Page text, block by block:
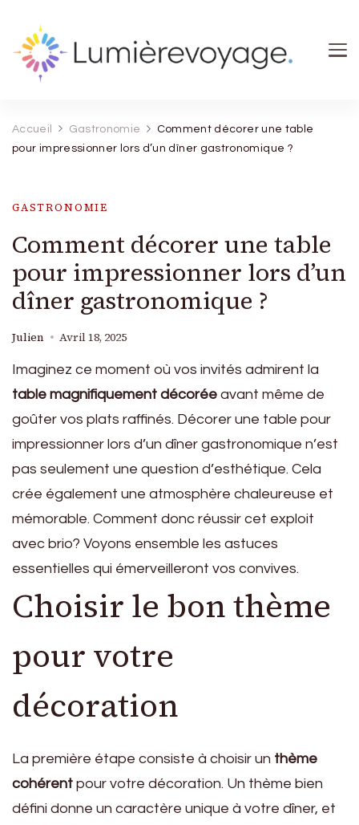
Accueil Gastronomie
Comment décorer une table
pour impressionner lors d’un dîner gastronomique ?
GASTRONOMIE
Comment décorer une table
pour impressionner lors d’un
dîner gastronomique ?
Julien Avril 18, 2025
Imaginez ce moment où vos invités admirent la
table magnifiquement décorée avant même de
goûter vos plats raffinés. Décorer une table pour
impressionner lors d’un dîner gastronomique n’est
pas seulement une question d’esthétique. Cela
crée également une atmosphère chaleureuse et
mémorable. Comment donc réussir cet exploit
avec brio? Voyons ensemble les astuces
essentielles qui émerveilleront vos convives.
Choisir le bon thème
pour votre
décoration
La première étape consiste à choisir un thème
cohérent pour votre décoration. Un thème bien
défini donne un caractère unique à votre dîner, et